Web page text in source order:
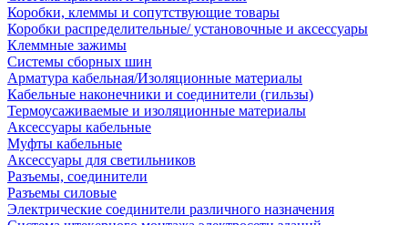
Коробки, клеммы и сопутствующие товары
Коробки распределительные/ установочные и аксессуары
Клеммные зажимы
Системы сборных шин
Арматура кабельная/Изоляционные материалы
Кабельные наконечники и соединители (гильзы)
Термоусаживаемые и изоляционные материалы
Аксессуары кабельные
Муфты кабельные
Аксессуары для светильников
Разъемы, соединители
Разъемы силовые
Электрические соединители различного назначения